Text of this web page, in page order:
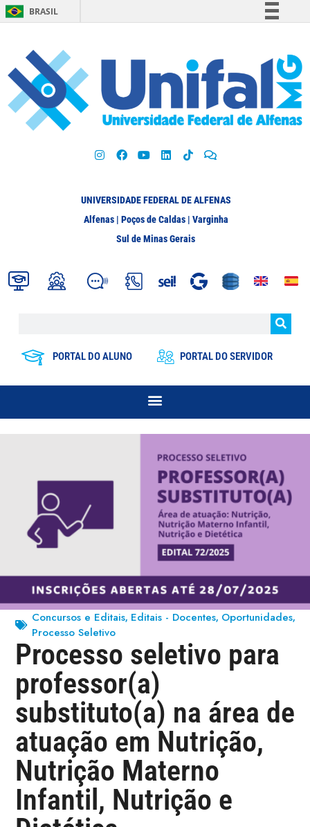
BRASIL
Participe
Acesso à informação
Legislação
UNIVERSIDADE FEDERAL DE ALFENAS
Alfenas | Poços de Caldas | Varginha
Sul de Minas Gerais
PORTAL DO ALUNO PORTAL DO SERVIDOR
Concursos e Editais, Editais - Docentes, Oportunidades,
Processo Seletivo
Processo seletivo para
professor(a)
substituto(a) na área de
atuação em Nutrição,
Nutrição Materno
Infantil, Nutrição e